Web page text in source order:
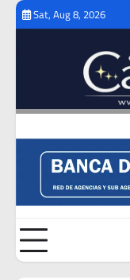
Skip
Sat, Aug 8, 2026